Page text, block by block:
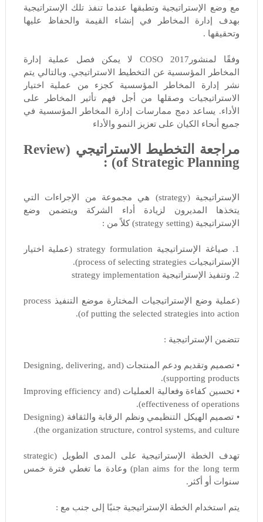
مع وضع الإستراتيجية وتطبقها عندما تنفذ تلك الإستراتيجية
بهدف إدارة المخاطر في إنشاء القيمة والحفاظ عليها
وتحقيقها .
وفقًا لمنشورCOSO 2017 لا يمكن فصل عملية إدارة
المخاطر المؤسسية عن التخطيط الاستراتيجي. وبالتالي يتم
نشر إدارة المخاطر المؤسسية كجزء من عملية اختيار
الاستراتيجيات وصقلها من أجل فهم تأثير المخاطر على
الأداء. يساعد دمج ممارسات إدارة المخاطر المؤسسية في
جميع أنحاء الكيان على تعزيز النمو والأداء
مراجعة التخطيط الاستراتيجي (Review
of Strategic Planning) :
الإستراتيجية (strategy) هي مجموعة من الإجراءات التي
يتخذها المديرون لزيادة أداء الشركة ويتضمن وضع
الإستراتيجية (strategy setting) كلاً من :
1. صياغة الإستراتيجية strategy formulation (عملية اختيار
الإستراتيجيات process of selecting strategies).
2. وتنفيذ الإستراتيجية strategy implementation
(عملية وضع الإستراتيجيات المختارة موضع التنفيذ process
of putting the selected strategies into action).
تتضمن الإستراتيجية :
• تصميم وتقديم ودعم المنتجات (Designing, delivering, and
supporting products).
• تحسين كفاءة وفعالية العمليات (Improving efficiency and
effectiveness of operations).
• تصميم الهيكل التنظيمي ونظم الرقابة والثقافة (Designing
the organization structure, control systems, and culture).
تهدف الخطة الإستراتيجية على المدى الطويل (strategic
plan aims for the long term) وعادة ما تغطي فترة خمس
سنوات أو أكثر.
يتم استخدام الخطة الإستراتيجية جنبًا إلى جنب مع :